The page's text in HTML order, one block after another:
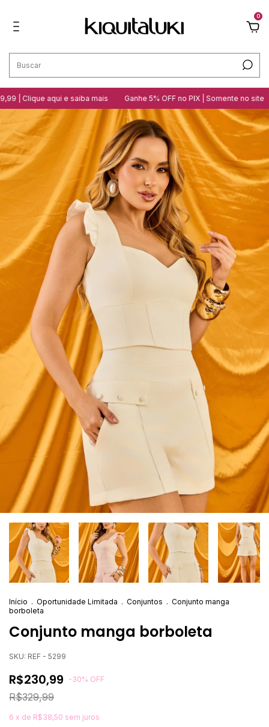
0
aqui e saiba mais Ganhe 5% OFF no PIX | Somente no site 10
Início . Oportunidade Limitada . Conjuntos . Conjunto manga
borboleta
Conjunto manga borboleta
SKU: REF - 5299
R$230,99 -30% OFF
R$329,99
6 x de R$38,50 sem juros